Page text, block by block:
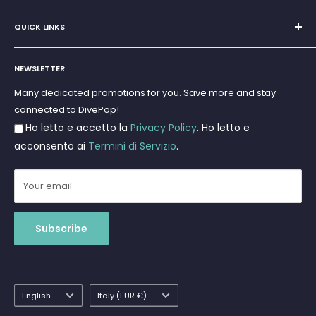
Home
Super Offer
Brands
Scuba diving
Freediving and Spearfishing
Gift Cards
QUICK LINKS
Search
Terms and Conditions
Privacy Policy
Returns and Refunds
Shipments
NEWSLETTER
Many dedicated promotions for you. Save more and stay
connected to DivePop!
Ho letto e accetto la Privacy Policy. Ho letto e
acconsento ai Termini di Servizio.
Your email
Subscribe
Language
English Country/region
Italy (EUR €)